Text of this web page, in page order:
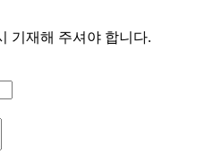
기재해 주셔야 합니다.